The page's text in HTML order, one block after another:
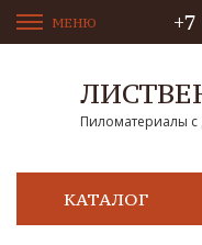
МЕНЮ
Пиломатериалы с
КАТАЛОГ